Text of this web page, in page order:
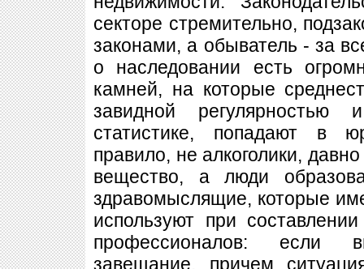
секторе стремительно,
законами, а обыватель - за
о наследовании есть
камней, на которые
завидной
статистике, попадают в
правило, не алкоголики,
вещество, а люди
здравомыслящие, которые
используют при
профессионалов: если
завещание, причем